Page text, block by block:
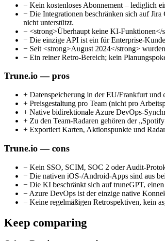
− Kein kostenloses Abonnement – lediglich
− Die Integrationen beschränken sich auf
nicht unterstützt.
− <strong>Überhaupt keine KI-Funktionen</
− Die einzige API ist ein für Enterprise-
− Seit <strong>August 2024</strong>
− Ein reiner Retro-Bereich; kein
Trune.io — pros
+ Datenspeicherung in der EU/Frankfurt
+ Preisgestaltung pro Team (nicht pro
+ Native bidirektionale Azure DevOps-
+ Zu den Team-Radaren gehören der
+ Exportiert Karten, Aktionspunkte und
Trune.io — cons
− Kein SSO, SCIM, SOC 2 oder Audit-
− Die nativen iOS-/Android-Apps sind aus
− Die KI beschränkt sich auf truneGPT,
− Azure DevOps ist der einzige native
− Keine regelmäßigen Retrospektiven, kein
Keep comparing